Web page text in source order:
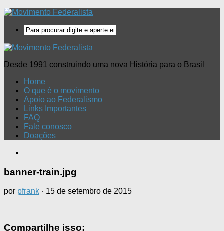
Desde 1991 construindo uma nova História para o Brasil
Home
O que é o movimento
Apoio ao Federalismo
Links Importantes
FAQ
Fale conosco
Doações
banner-train.jpg
por pfrank · 15 de setembro de 2015
Compartilhe isso: